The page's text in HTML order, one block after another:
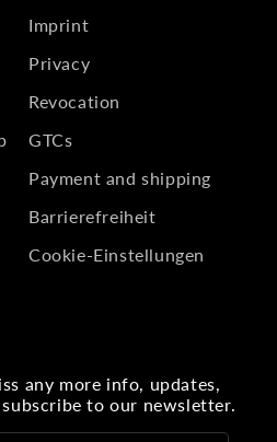
Imprint
Privacy
Revocation
GTCs
Payment and shipping
Barrierefreiheit
Cookie-Einstellungen
any more info, updates,
to our newsletter.